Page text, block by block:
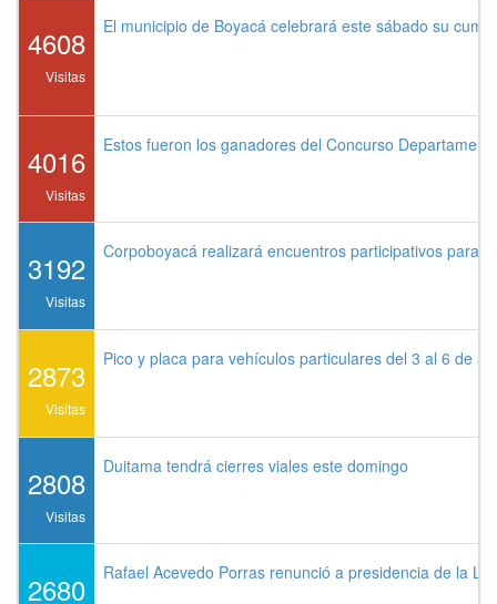
4608
Visitas
El municipio de Boyacá celebrará este sábado su
4016
Visitas
Estos fueron los ganadores del Concurso
3192
Visitas
Corpoboyacá realizará encuentros participativos para
2873
Visitas
Pico y placa para vehículos particulares del 3 al 6 de
2808
Visitas
Duitama tendrá cierres viales este domingo
2680 Rafael Acevedo Porras renunció a presidencia de la